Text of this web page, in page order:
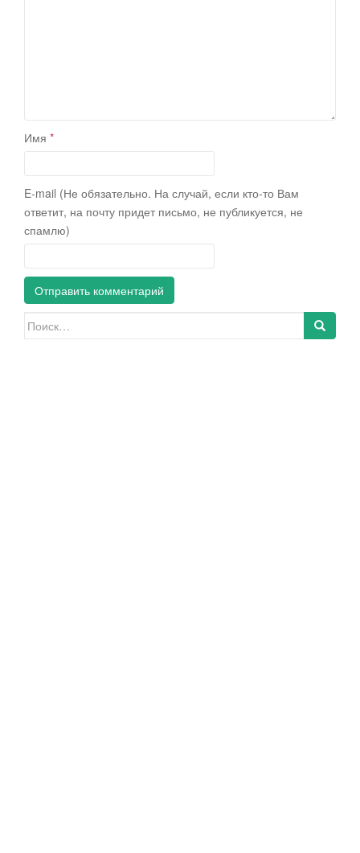
Имя *
E-mail (Не обязательно. На случай, если кто-то Вам
ответит, на почту придет письмо, не публикуется, не
спамлю)
Искать: